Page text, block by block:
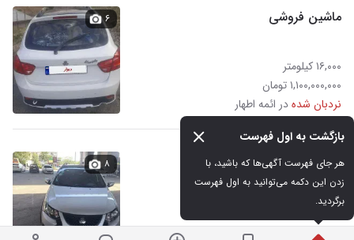
بازگشت به اول فهرست
برگردید.
ماشین فروشی
۱۶,۰۰۰ کیلومتر
۱,۱۰۰,۰۰۰,۰۰۰ تومان
نردبان شدهدر ائمه اطهار
۶
کوییک مدل۱۴۰۳
۲۹,۵۰۰ کیلومتر
۱,۰۳۵,۰۰۰,۰۰۰ تومان
۸